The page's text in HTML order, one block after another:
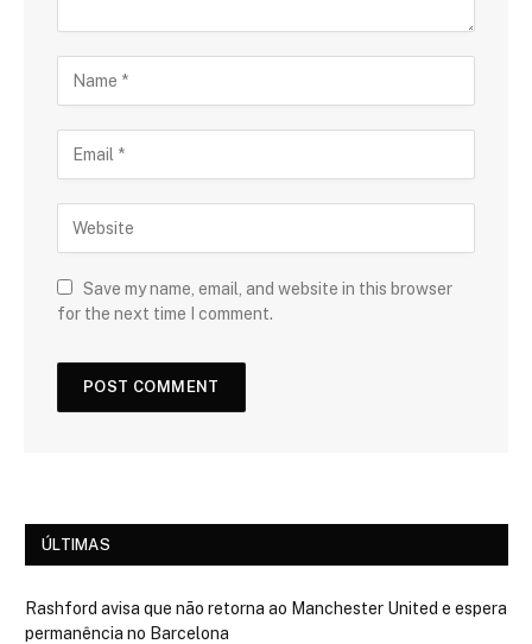
Save my name, email, and website in this browser
for the next time I comment.
ÚLTIMAS
Rashford avisa que não retorna ao Manchester United e espera
permanência no Barcelona